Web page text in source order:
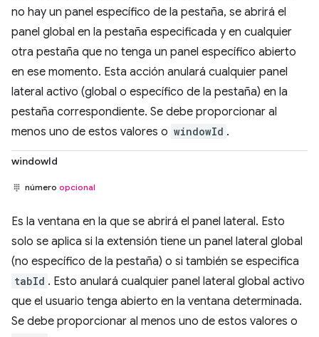
no hay un panel específico de la pestaña, se abrirá el
panel global en la pestaña especificada y en cualquier
otra pestaña que no tenga un panel específico abierto
en ese momento. Esta acción anulará cualquier panel
lateral activo (global o específico de la pestaña) en la
pestaña correspondiente. Se debe proporcionar al
menos uno de estos valores o windowId .
windowId
número opcional
Es la ventana en la que se abrirá el panel lateral. Esto
solo se aplica si la extensión tiene un panel lateral global
(no específico de la pestaña) o si también se especifica
tabId . Esto anulará cualquier panel lateral global activo
que el usuario tenga abierto en la ventana determinada.
Se debe proporcionar al menos uno de estos valores o